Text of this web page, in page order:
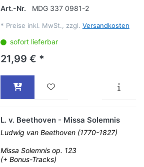
Art.-Nr.
MDG 337 0981-2
* Preise inkl. MwSt., zzgl. Versandkosten
sofort lieferbar
21,99 € *
L. v. Beethoven - Missa Solemnis
Ludwig van Beethoven (1770-1827)
Missa Solemnis op. 123
(+ Bonus-Tracks)